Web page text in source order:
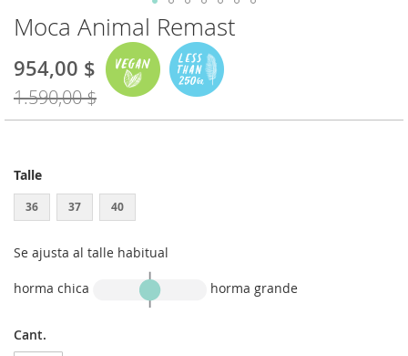
Moca Animal Remast
Special
954,00 $
1.590,00 $
Talle
36 37 40
Se ajusta al talle habitual
horma chica horma grande
Cant.
Saltar
al
comienzo
de
la